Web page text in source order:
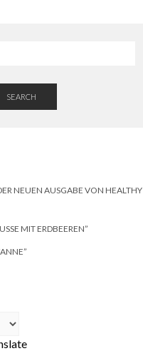
SEARCH
NEUEN AUSGABE VON HEALTHY
MIT ERDBEEREN”